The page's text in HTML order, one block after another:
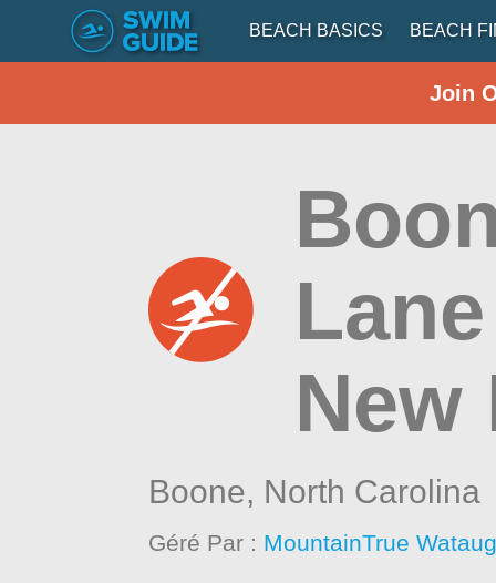
BEACH BASICS BEACH
Join
New
Boone, North Carolina
Géré Par : MountainTrue